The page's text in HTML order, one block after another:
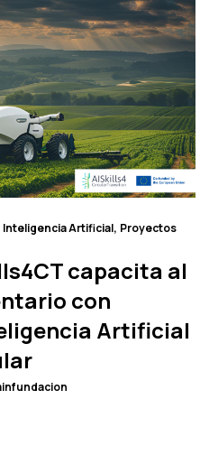
Inteligencia Artificial Proyectos
capacita al
con
Artificial